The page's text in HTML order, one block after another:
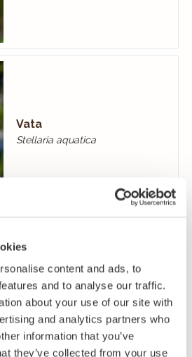
content and ads, to
and to analyse our traffic.
about your use of our site with
and analytics partners who
information that you’ve
they’ve collected from your use
Vata
Stellaria aquatica
Lettotähtimö
Stellaria crassifolia